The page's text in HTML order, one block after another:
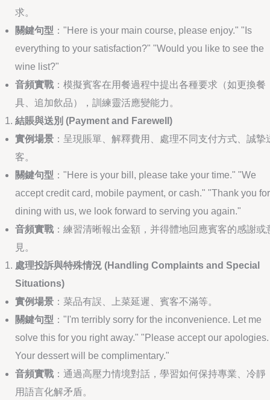
求。
關鍵句型 ："Here is your main course, please enjoy." "Is
everything to your satisfaction?" "Would you like to see the
wine list?"
音頻實戰 ：模擬賓客在用餐過程中提出各種要求（如更換餐
具、追加飲品），訓練靈活應變能力。
結賬與送別 (Payment and Farewell)
實例場景 ：呈現賬單、解釋費用、處理不同支付方式、誠摯
客。
關鍵句型 ："Here is your bill, please take your time." "We
accept credit card, mobile payment, or cash." "Thank you for
dining with us, we look forward to serving you again."
音頻實戰 ：練習清晰報出金額，并得體地回應賓客的感謝或
見。
處理投訴與特殊情況 (Handling Complaints and Special
Situations)
實例場景 ：菜品有誤、上菜延遲、賓客不滿等。
關鍵句型 ："I'm terribly sorry for the inconvenience. Let me
solve this for you right away." "Please accept our apologies.
Your dessert will be complimentary."
音頻實戰 ：通過高壓力情境對話，學習如何保持專業、冷靜
用語言化解矛盾。